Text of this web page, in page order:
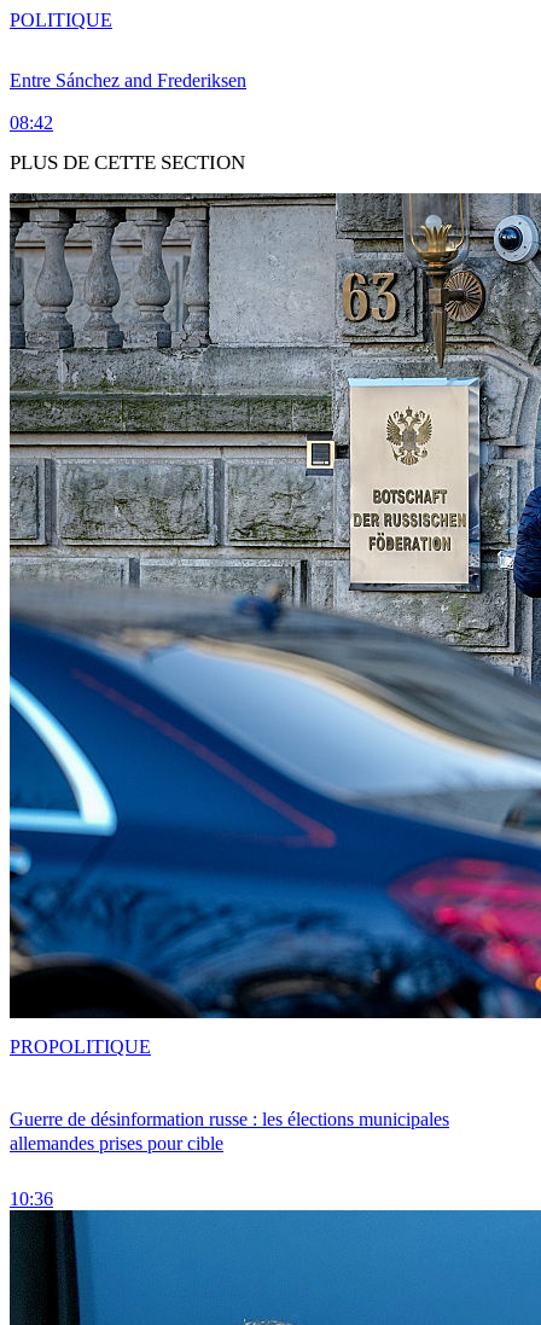
Entre Sánchez and Frederiksen
08:42
POLITIQUE
PLUS DE CETTE SECTION
Guerre de désinformation russe : les élections municipales
allemandes prises pour cible
10:36
PROPOLITIQUE